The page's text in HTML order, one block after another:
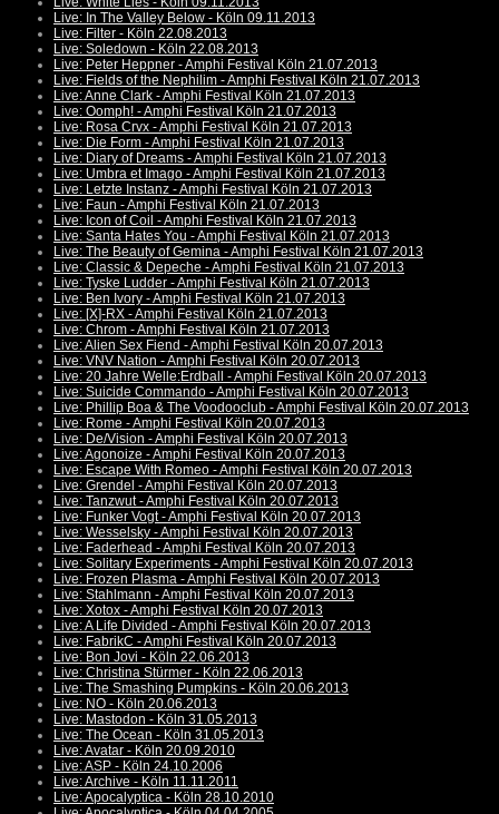
Live: In The Valley Below - Köln 09.11.2013
Live: Filter - Köln 22.08.2013
Live: Soledown - Köln 22.08.2013
Live: Peter Heppner - Amphi Festival Köln 21.07.2013
Live: Fields of the Nephilim - Amphi Festival Köln 21.07.2013
Live: Anne Clark - Amphi Festival Köln 21.07.2013
Live: Oomph! - Amphi Festival Köln 21.07.2013
Live: Rosa Crvx - Amphi Festival Köln 21.07.2013
Live: Die Form - Amphi Festival Köln 21.07.2013
Live: Diary of Dreams - Amphi Festival Köln 21.07.2013
Live: Umbra et Imago - Amphi Festival Köln 21.07.2013
Live: Letzte Instanz - Amphi Festival Köln 21.07.2013
Live: Faun - Amphi Festival Köln 21.07.2013
Live: Icon of Coil - Amphi Festival Köln 21.07.2013
Live: Santa Hates You - Amphi Festival Köln 21.07.2013
Live: The Beauty of Gemina - Amphi Festival Köln 21.07.2013
Live: Classic & Depeche - Amphi Festival Köln 21.07.2013
Live: Tyske Ludder - Amphi Festival Köln 21.07.2013
Live: Ben Ivory - Amphi Festival Köln 21.07.2013
Live: [X]-RX - Amphi Festival Köln 21.07.2013
Live: Chrom - Amphi Festival Köln 21.07.2013
Live: Alien Sex Fiend - Amphi Festival Köln 20.07.2013
Live: VNV Nation - Amphi Festival Köln 20.07.2013
Live: 20 Jahre Welle:Erdball - Amphi Festival Köln 20.07.2013
Live: Suicide Commando - Amphi Festival Köln 20.07.2013
Live: Phillip Boa & The Voodooclub - Amphi Festival Köln 20.07.2013
Live: Rome - Amphi Festival Köln 20.07.2013
Live: De/Vision - Amphi Festival Köln 20.07.2013
Live: Agonoize - Amphi Festival Köln 20.07.2013
Live: Escape With Romeo - Amphi Festival Köln 20.07.2013
Live: Grendel - Amphi Festival Köln 20.07.2013
Live: Tanzwut - Amphi Festival Köln 20.07.2013
Live: Funker Vogt - Amphi Festival Köln 20.07.2013
Live: Wesselsky - Amphi Festival Köln 20.07.2013
Live: Faderhead - Amphi Festival Köln 20.07.2013
Live: Solitary Experiments - Amphi Festival Köln 20.07.2013
Live: Frozen Plasma - Amphi Festival Köln 20.07.2013
Live: Stahlmann - Amphi Festival Köln 20.07.2013
Live: Xotox - Amphi Festival Köln 20.07.2013
Live: A Life Divided - Amphi Festival Köln 20.07.2013
Live: FabrikC - Amphi Festival Köln 20.07.2013
Live: Bon Jovi - Köln 22.06.2013
Live: Christina Stürmer - Köln 22.06.2013
Live: The Smashing Pumpkins - Köln 20.06.2013
Live: NO - Köln 20.06.2013
Live: Mastodon - Köln 31.05.2013
Live: The Ocean - Köln 31.05.2013
Live: Avatar - Köln 20.09.2010
Live: ASP - Köln 24.10.2006
Live: Archive - Köln 11.11.2011
Live: Apocalyptica - Köln 28.10.2010